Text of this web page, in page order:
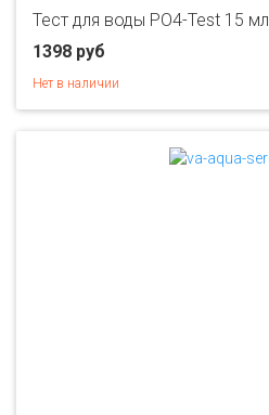
Тест для воды PO4-Test 15 мл
1398 руб
Нет в наличии